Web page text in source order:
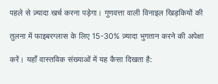
पहले से ज़्यादा खर्च करना पड़ेगा। गुणवत्ता वाली विनाइल खिड़कियों की
तुलना में फाइबरग्लास के लिए 15-30% ज़्यादा भुगतान करने की अपेक्षा
करें। यहाँ वास्तविक संख्याओं में यह कैसा दिखता है: